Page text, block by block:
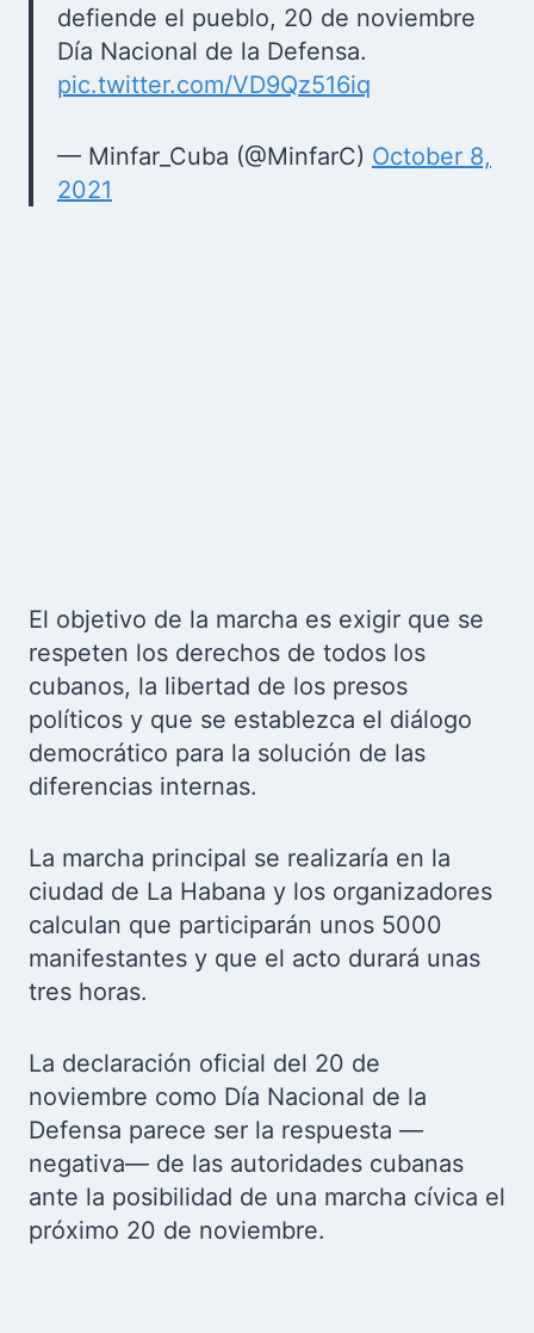
defiende el pueblo, 20 de noviembre
Día Nacional de la Defensa.
pic.twitter.com/VD9Qz516iq
— Minfar_Cuba (@MinfarC) October 8,
2021
El objetivo de la marcha es exigir que se
respeten los derechos de todos los
cubanos, la libertad de los presos
políticos y que se establezca el diálogo
democrático para la solución de las
diferencias internas.
La marcha principal se realizaría en la
ciudad de La Habana y los organizadores
calculan que participarán unos 5000
manifestantes y que el acto durará unas
tres horas.
La declaración oficial del 20 de
noviembre como Día Nacional de la
Defensa parece ser la respuesta —
negativa— de las autoridades cubanas
ante la posibilidad de una marcha cívica el
próximo 20 de noviembre.